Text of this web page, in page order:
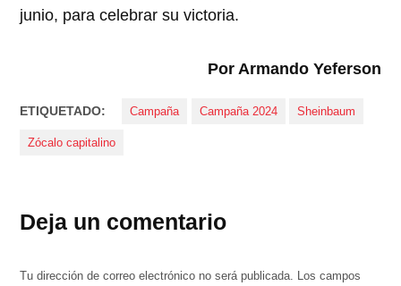
junio, para celebrar su victoria.
Por Armando Yeferson
ETIQUETADO: Campaña Campaña 2024 Sheinbaum
Zócalo capitalino
Deja un comentario
Tu dirección de correo electrónico no será publicada. Los campos